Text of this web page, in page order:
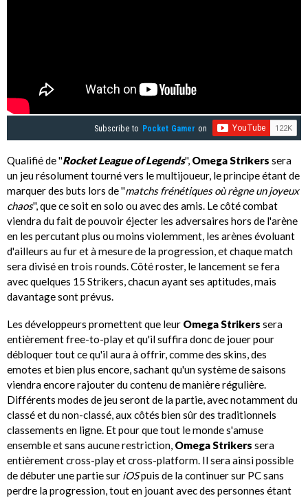
Subscribe to Pocket Gamer on
Qualifié de ''Rocket League of Legends'', Omega Strikers sera
un jeu résolument tourné vers le multijoueur, le principe étant de
marquer des buts lors de ''matchs frénétiques où règne un joyeux
chaos'', que ce soit en solo ou avec des amis. Le côté combat
viendra du fait de pouvoir éjecter les adversaires hors de l'arène
en les percutant plus ou moins violemment, les arènes évoluant
d'ailleurs au fur et à mesure de la progression, et chaque match
sera divisé en trois rounds. Côté roster, le lancement se fera
avec quelques 15 Strikers, chacun ayant ses aptitudes, mais
davantage sont prévus.
Les développeurs promettent que leur Omega Strikers sera
entièrement free-to-play et qu'il suffira donc de jouer pour
débloquer tout ce qu'il aura à offrir, comme des skins, des
emotes et bien plus encore, sachant qu'un système de saisons
viendra encore rajouter du contenu de manière régulière.
Différents modes de jeu seront de la partie, avec notamment du
classé et du non-classé, aux côtés bien sûr des traditionnels
classements en ligne. Et pour que tout le monde s'amuse
ensemble et sans aucune restriction, Omega Strikers sera
entièrement cross-play et cross-platform. Il sera ainsi possible
de débuter une partie sur iOSpuis de la continuer sur PC sans
perdre la progression, tout en jouant avec des personnes étant